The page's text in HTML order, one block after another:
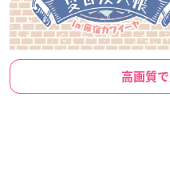
高画質